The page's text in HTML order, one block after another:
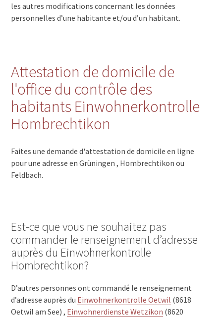
les autres modifications concernant les données
personnelles d’une habitante et/ou d’un habitant.
Attestation de domicile de
l'office du contrôle des
habitants Einwohnerkontrolle
Hombrechtikon
Faites une demande d'attestation de domicile en ligne
pour une adresse en Grüningen , Hombrechtikon ou
Feldbach.
Est-ce que vous ne souhaitez pas
commander le renseignement d’adresse
auprès du Einwohnerkontrolle
Hombrechtikon?
D’autres personnes ont commandé le renseignement
d’adresse auprès du Einwohnerkontrolle Oetwil (8618
Oetwil am See) , Einwohnerdienste Wetzikon (8620